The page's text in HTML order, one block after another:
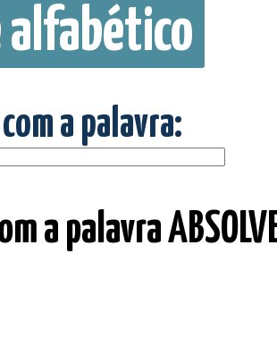
alfabético
a palavra:
a palavra